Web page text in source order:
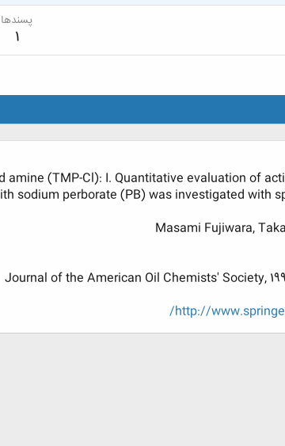
پسندها
1
(TMP-Cl): I. Quantitative evaluation of
sodium perborate (PB) was investigated
Masami Fujiwara,
Journal of the American Oil Chemists' Society,
http://